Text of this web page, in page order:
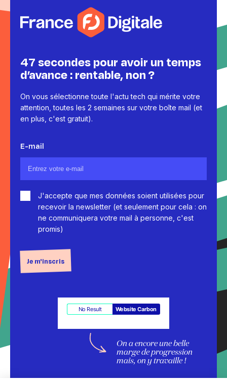
47 secondes pour avoir un temps
d’avance : rentable, non ?
On vous sélectionne toute l'actu tech qui mérite votre
attention, toutes les 2 semaines sur votre boîte mail (et
en plus, c'est gratuit).
E-mail
J'accepte que mes données soient utilisées pour
recevoir la newsletter (et seulement pour cela : on
ne communiquera votre mail à personne, c'est
promis)
Je m'inscris
No Result Website Carbon
On a encore une belle
marge de progression
mais, on y travaille !